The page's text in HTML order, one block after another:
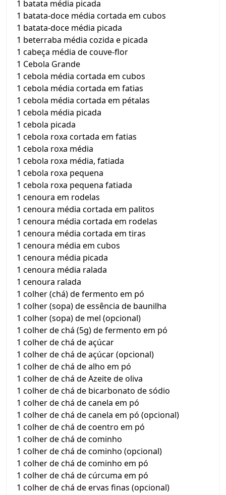
1 batata média picada
1 batata-doce média cortada em cubos
1 batata-doce média picada
1 beterraba média cozida e picada
1 cabeça média de couve-flor
1 Cebola Grande
1 cebola média cortada em cubos
1 cebola média cortada em fatias
1 cebola média cortada em pétalas
1 cebola média picada
1 cebola picada
1 cebola roxa cortada em fatias
1 cebola roxa média
1 cebola roxa média, fatiada
1 cebola roxa pequena
1 cebola roxa pequena fatiada
1 cenoura em rodelas
1 cenoura média cortada em palitos
1 cenoura média cortada em rodelas
1 cenoura média cortada em tiras
1 cenoura média em cubos
1 cenoura média picada
1 cenoura média ralada
1 cenoura ralada
1 colher (chá) de fermento em pó
1 colher (sopa) de essência de baunilha
1 colher (sopa) de mel (opcional)
1 colher de chá (5g) de fermento em pó
1 colher de chá de açúcar
1 colher de chá de açúcar (opcional)
1 colher de chá de alho em pó
1 colher de chá de Azeite de oliva
1 colher de chá de bicarbonato de sódio
1 colher de chá de canela em pó
1 colher de chá de canela em pó (opcional)
1 colher de chá de coentro em pó
1 colher de chá de cominho
1 colher de chá de cominho (opcional)
1 colher de chá de cominho em pó
1 colher de chá de cúrcuma em pó
1 colher de chá de ervas finas (opcional)